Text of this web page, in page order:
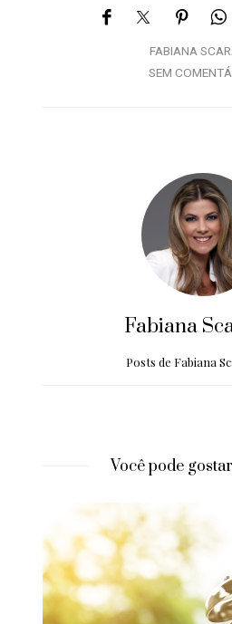
FABIANA
SEM
Fabiana
Posts de Fabiana
Você pode